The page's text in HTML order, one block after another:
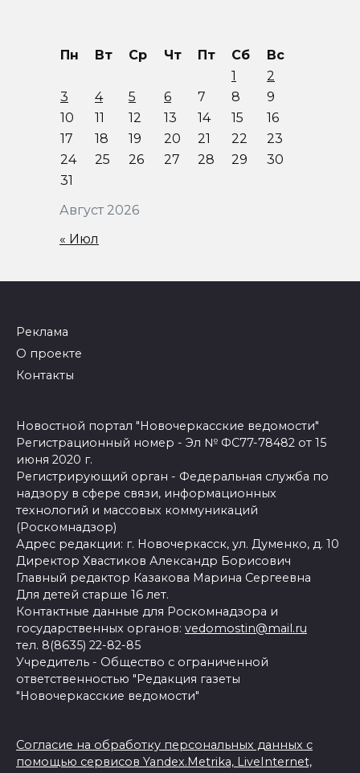
Август 2026
Пн Вт Ср Чт Пт Сб
Вс
1
2
3
4 5 6 7 8
9
10
11 12 13 14 15
16
17
18 19 20 21 22
23
24
25 26 27 28 29
30
31
« Июл
Реклама
О проекте
Контакты
Новостной портал "Новочеркасские ведомости"
Регистрационный номер - Эл № ФС77-78482 от 15
июня 2020 г.
Регистрирующий орган - Федеральная служба по
надзору в сфере связи, информационных
технологий и массовых коммуникаций
(Роскомнадзор)
Адрес редакции: г. Новочеркасск, ул. Думенко, д. 10
Директор Хвастиков Александр Борисович
Главный редактор Казакова Марина Сергеевна
Для детей старше 16 лет.
Контактные данные для Роскомнадзора и
государственных органов: vedomostin@mail.ru
тел. 8(8635) 22-82-85
Учредитель - Общество с ограниченной
ответственностью "Редакция газеты
"Новочеркасские ведомости"
Согласие на обработку персональных данных с
помощью сервисов Yandex.Metrika, LiveInternet,